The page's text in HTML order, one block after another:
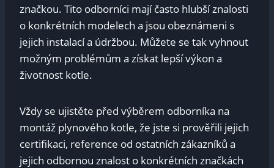
značkou. Tito odborníci mají často hlubší znalosti
o konkrétních modelech a jsou obeznámeni s
jejich instalací a údržbou. Můžete se tak vyhnout
možným problémům a získat lepší výkon a
životnost kotle.
Vždy se ujistěte před výběrem odborníka na
montáž plynového kotle, že jste si prověřili jejich
certifikaci, reference od ostatních zákazníků a
jejich odbornou znalost o konkrétních značkách